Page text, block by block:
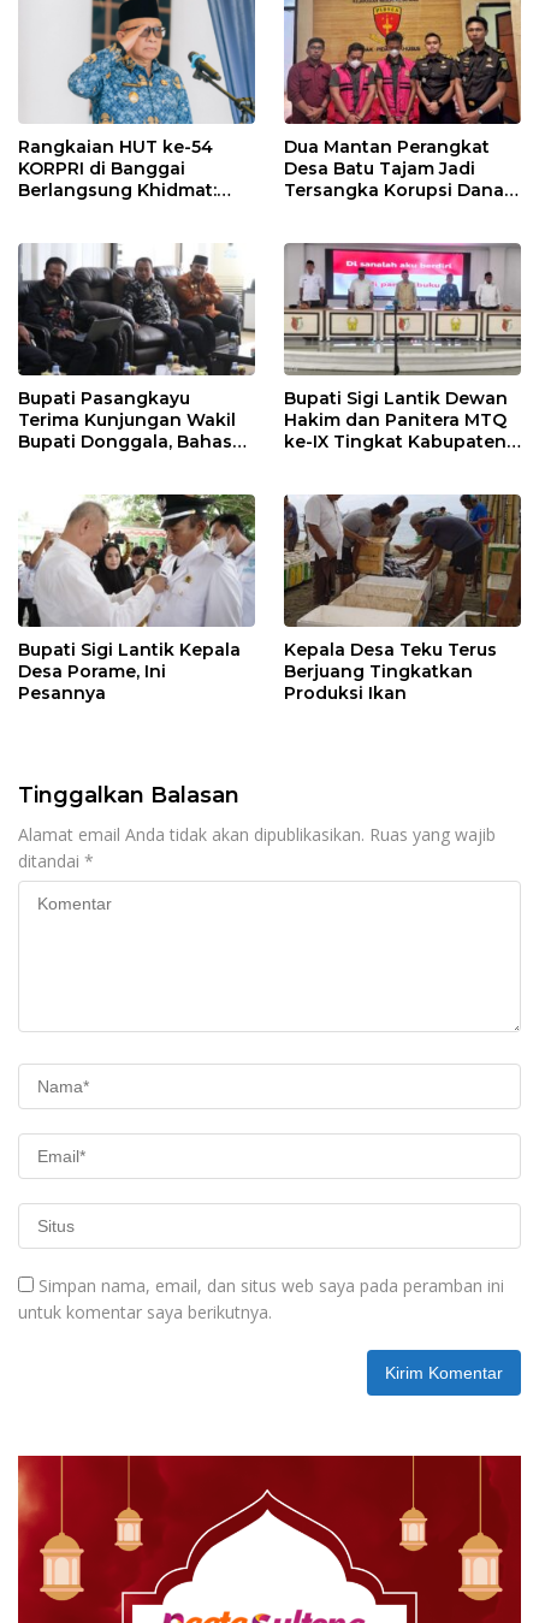
Rangkaian HUT ke-54
KORPRI di Banggai
Berlangsung Khidmat:
Dua Mantan Perangkat
Desa Batu Tajam Jadi
Tersangka Korupsi Dana
Bupati Pasangkayu
Terima Kunjungan Wakil
Bupati Donggala, Bahas
Bupati Sigi Lantik Dewan
Hakim dan Panitera MTQ
ke-IX Tingkat Kabupaten
Bupati Sigi Lantik Kepala
Desa Porame, Ini
Pesannya
Kepala Desa Teku Terus
Berjuang Tingkatkan
Produksi Ikan
Tinggalkan Balasan
Alamat email Anda tidak akan dipublikasikan. Ruas yang wajib
ditandai *
Simpan nama, email, dan situs web saya pada peramban ini
untuk komentar saya berikutnya.